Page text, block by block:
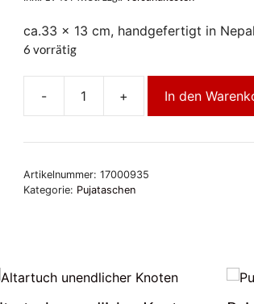
ca.33 x 13 cm, handgefertigt in
6 vorrätig
-
Pujatexthülle,
rot
+ In den
Artikelnummer: 17000935
Kategorie: Pujataschen